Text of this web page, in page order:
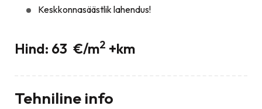
Keskkonnasäästlik lahendus!
Hind: 63 €/m2 +km
Tehniline info